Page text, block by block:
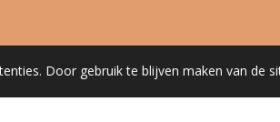
Door gebruik te blijven maken van de